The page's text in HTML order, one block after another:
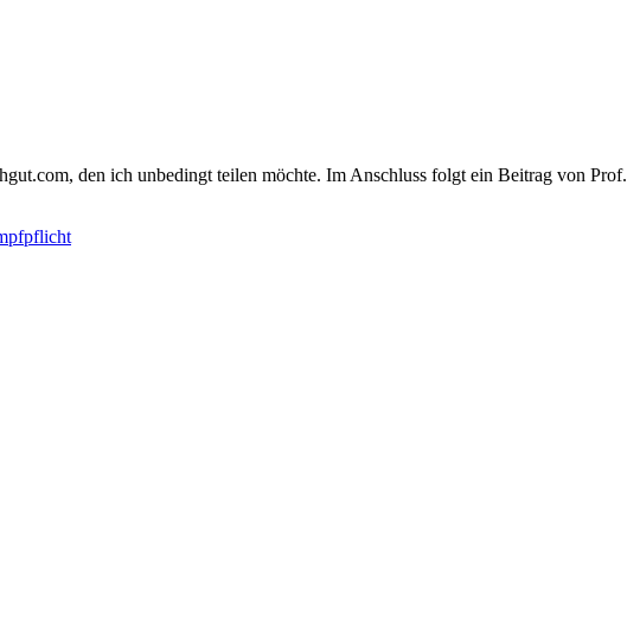
den ich unbedingt teilen möchte. Im Anschluss folgt ein Beitrag von Prof.